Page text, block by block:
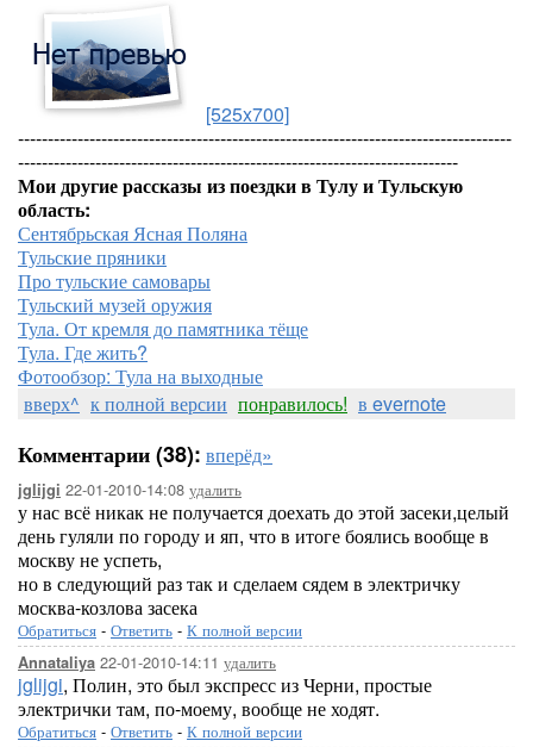
[525x700]
-----------------------------------------------------------------------------------
--------------------------------------------------------------------------
Мои другие рассказы из поездки в Тулу и Тульскую
область:
Сентябрьская Ясная Поляна
Тульские пряники
Про тульские самовары
Тульский музей оружия
Тула. От кремля до памятника тёще
Тула. Где жить?
Фотообзор: Тула на выходные
вверх^ к полной версии понравилось! в evernote
Комментарии (38): вперёд»
jglijgi 22-01-2010-14:08 удалить
у нас всё никак не получается доехать до этой засеки,целый
день гуляли по городу и яп, что в итоге боялись вообще в
москву не успеть,
но в следующий раз так и сделаем сядем в электричку
москва-козлова засека
Обратиться - Ответить - К полной версии
Annataliya 22-01-2010-14:11 удалить
jglijgi, Полин, это был экспресс из Черни, простые
электрички там, по-моему, вообще не ходят.
Обратиться - Ответить - К полной версии